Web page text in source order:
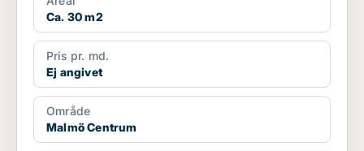
Ca. 30 m2
Pris pr. md.
Ej angivet
Område
Malmö Centrum